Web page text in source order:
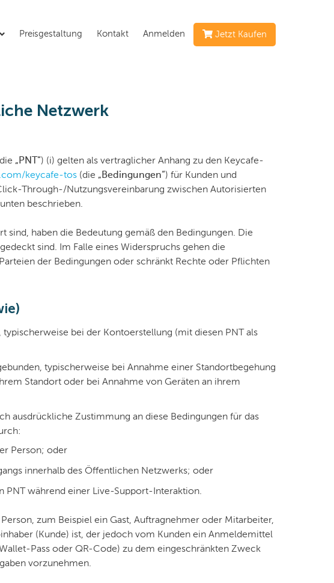
Preisgestaltung Kontakt Anmelden Jetzt Kaufen
Netzwerk
„PNT“) (i) gelten als vertraglicher Anhang zu den Keycafe-
keycafe-tos (die „Bedingungen“) für Kunden und
Through-/Nutzungsvereinbarung zwischen Autorisierten
beschrieben.
haben die Bedeutung gemäß den Bedingungen. Die
sind. Im Falle eines Widerspruchs gehen die
der Bedingungen oder schränkt Rechte oder Pflichten
typischerweise bei der Kontoerstellung (mit diesen PNT als
typischerweise bei Annahme einer Standortbegehung
Standort oder bei Annahme von Geräten an ihrem
ausdrückliche Zustimmung an diese Bedingungen für das
Person; oder
innerhalb des Öffentlichen Netzwerks; oder
PNT während einer Live-Support-Interaktion.
zum Beispiel ein Gast, Auftragnehmer oder Mitarbeiter,
(Kunde) ist, der jedoch vom Kunden ein Anmeldemittel
Pass oder QR-Code) zu dem eingeschränkten Zweck
vorzunehmen.